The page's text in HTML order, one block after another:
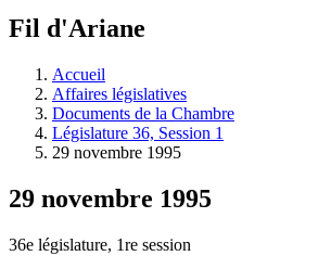
à
législative.
Fil d'Ariane
Accueil
Affaires législatives
Documents de la Chambre
Législature 36, Session 1
29 novembre 1995
29 novembre 1995
36e législature, 1re session